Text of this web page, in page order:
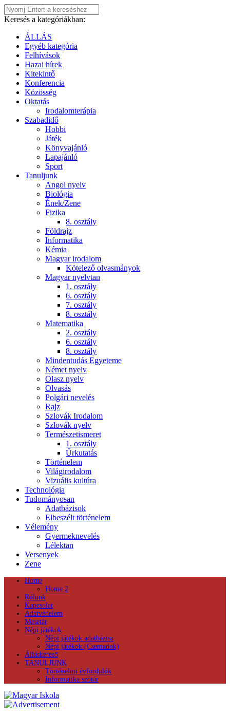
Keresés a kategóriákban:
ÁLLÁS
Egyéb kategória
Felhívások
Hazai hírek
Kitekintő
Konferencia
Közösség
Oktatás
Irodalomterápia
Szabadidő
Hobbi
Játék
Könyvajánló
Lapajánló
Sport
Tanuljunk
Angol nyelv
Biológia
Ének/Zene
Fizika
8. osztály
Földrajz
Informatika
Kémia
Magyar irodalom
Kötelező olvasmányok
Magyar nyelvtan
1. osztály
6. osztály
7. osztály
8. osztály
Matematika
2. osztály
6. osztály
8. osztály
Mindentudás Egyeteme
Német nyelv
Olasz nyelv
Olvasás
Polgári nevelés
Rajz
Szlovák Irodalom
Szlovák nyelv
Természetismeret
1. osztály
Űrkutatás
Történelem
Világirodalom
Vizuális kultúra
Technológia
Tudományosan
Adatbázisok
Elbeszélt történelem
Vélemény
Gyermeknevelés
Lélektan
Versenyek
Zene
Home
Home 2
Rólunk
Kapcsolat
Adatvédelem
Mesetár
Népi játékok
Népi játékok adatbázisa
Népi játékok (Csemadok)
Álláskereső
TANULJUNK
Történelmi évfordulók
Informatika szótár